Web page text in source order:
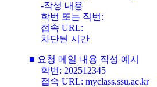
-작성 내용
학번 또는 직번:
접속 URL:
차단된 시간
■ 요청 메일 내용 작성 예시
학번: 202512345
접속 URL: myclass.ssu.ac.kr